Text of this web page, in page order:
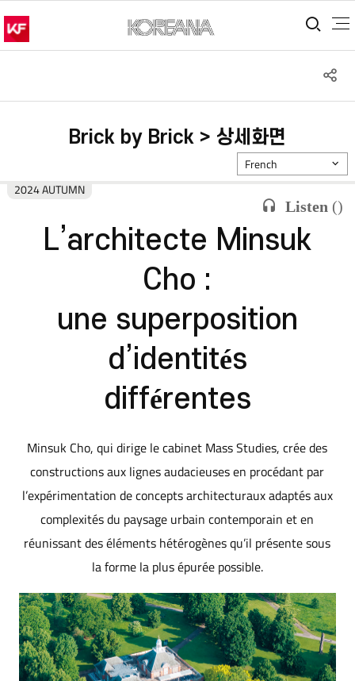
통
Brick by Brick > 상세화면
Listen ()
2024 AUTUMN
French
L’architecte Minsuk
Cho :
une superposition
d’identités
différentes
Minsuk Cho, qui dirige le cabinet Mass Studies, crée des
constructions aux lignes audacieuses en procédant par
l’expérimentation de concepts architecturaux adaptés aux
complexités du paysage urbain contemporain et en
réunissant des éléments hétérogènes qu’il présente sous
la forme la plus épurée possible.